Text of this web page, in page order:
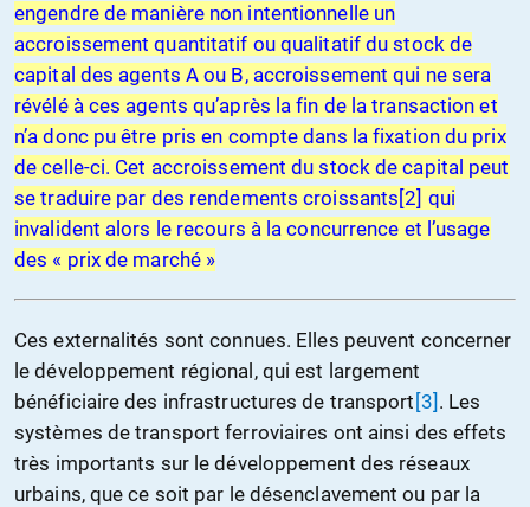
engendre de manière non intentionnelle un
accroissement quantitatif ou qualitatif du stock de
capital des agents A ou B, accroissement qui ne sera
révélé à ces agents qu’après la fin de la transaction et
n’a donc pu être pris en compte dans la fixation du prix
de celle-ci. Cet accroissement du stock de capital peut
se traduire par des rendements croissants [2] qui
invalident alors le recours à la concurrence et l’usage
des « prix de marché »
Ces externalités sont connues. Elles peuvent concerner
le développement régional, qui est largement
bénéficiaire des infrastructures de transport [3] . Les
systèmes de transport ferroviaires ont ainsi des effets
très importants sur le développement des réseaux
urbains, que ce soit par le désenclavement ou par la